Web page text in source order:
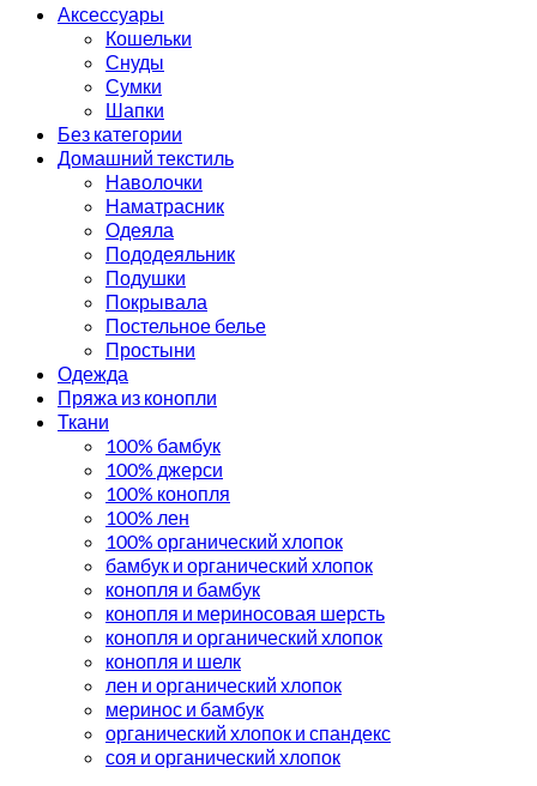
Аксессуары
Кошельки
Снуды
Сумки
Шапки
Без категории
Домашний текстиль
Наволочки
Наматрасник
Одеяла
Пододеяльник
Подушки
Покрывала
Постельное белье
Простыни
Одежда
Пряжа из конопли
Ткани
100% бамбук
100% джерси
100% конопля
100% лен
100% органический хлопок
бамбук и органический хлопок
конопля и бамбук
конопля и мериносовая шерсть
конопля и органический хлопок
конопля и шелк
лен и органический хлопок
меринос и бамбук
органический хлопок и спандекс
соя и органический хлопок